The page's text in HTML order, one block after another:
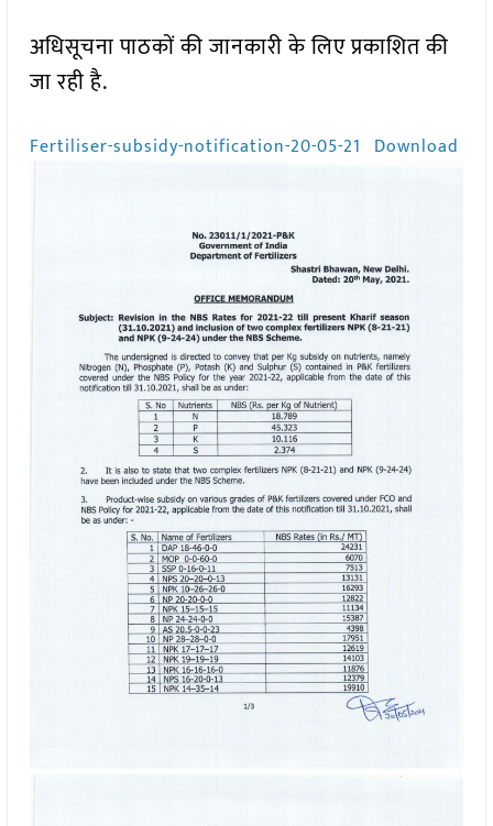
अधिसूचना पाठकों की जानकारी के लिए प्रकाशित की
जा रही है.
Fertiliser-subsidy-notification-20-05-21 Download